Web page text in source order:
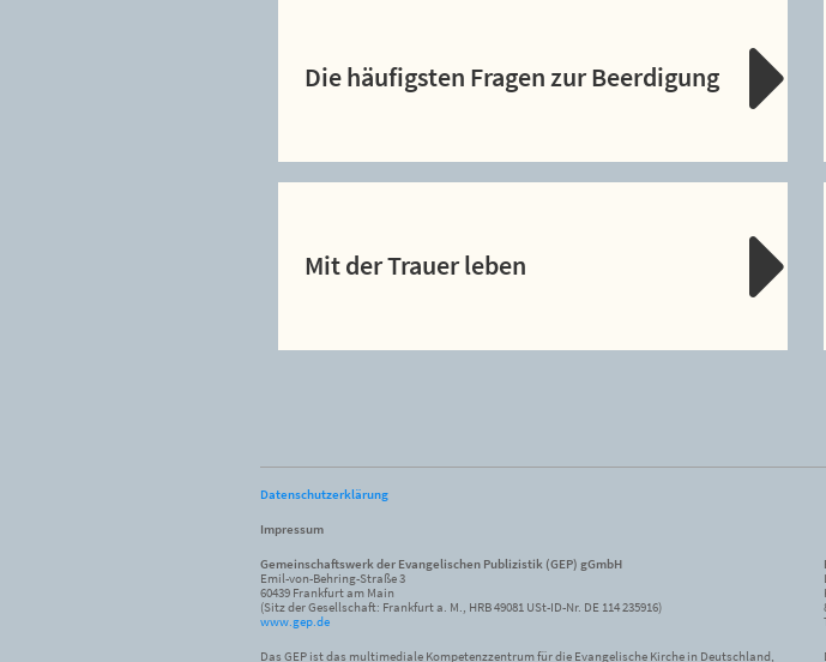
Die häufigsten Fragen zur Beerdigung
Mit der Trauer leben
Datenschutzerklärung
Impressum
Gemeinschaftswerk der Evangelischen Publizistik (GEP) gGmbH
Emil-von-Behring-Straße 3
60439 Frankfurt am Main
(Sitz der Gesellschaft: Frankfurt a. M., HRB 49081 USt-ID-Nr. DE 114 235916)
www.gep.de
Das GEP ist das multimediale Kompetenzzentrum für die Evangelische Kirche in Deutschland,